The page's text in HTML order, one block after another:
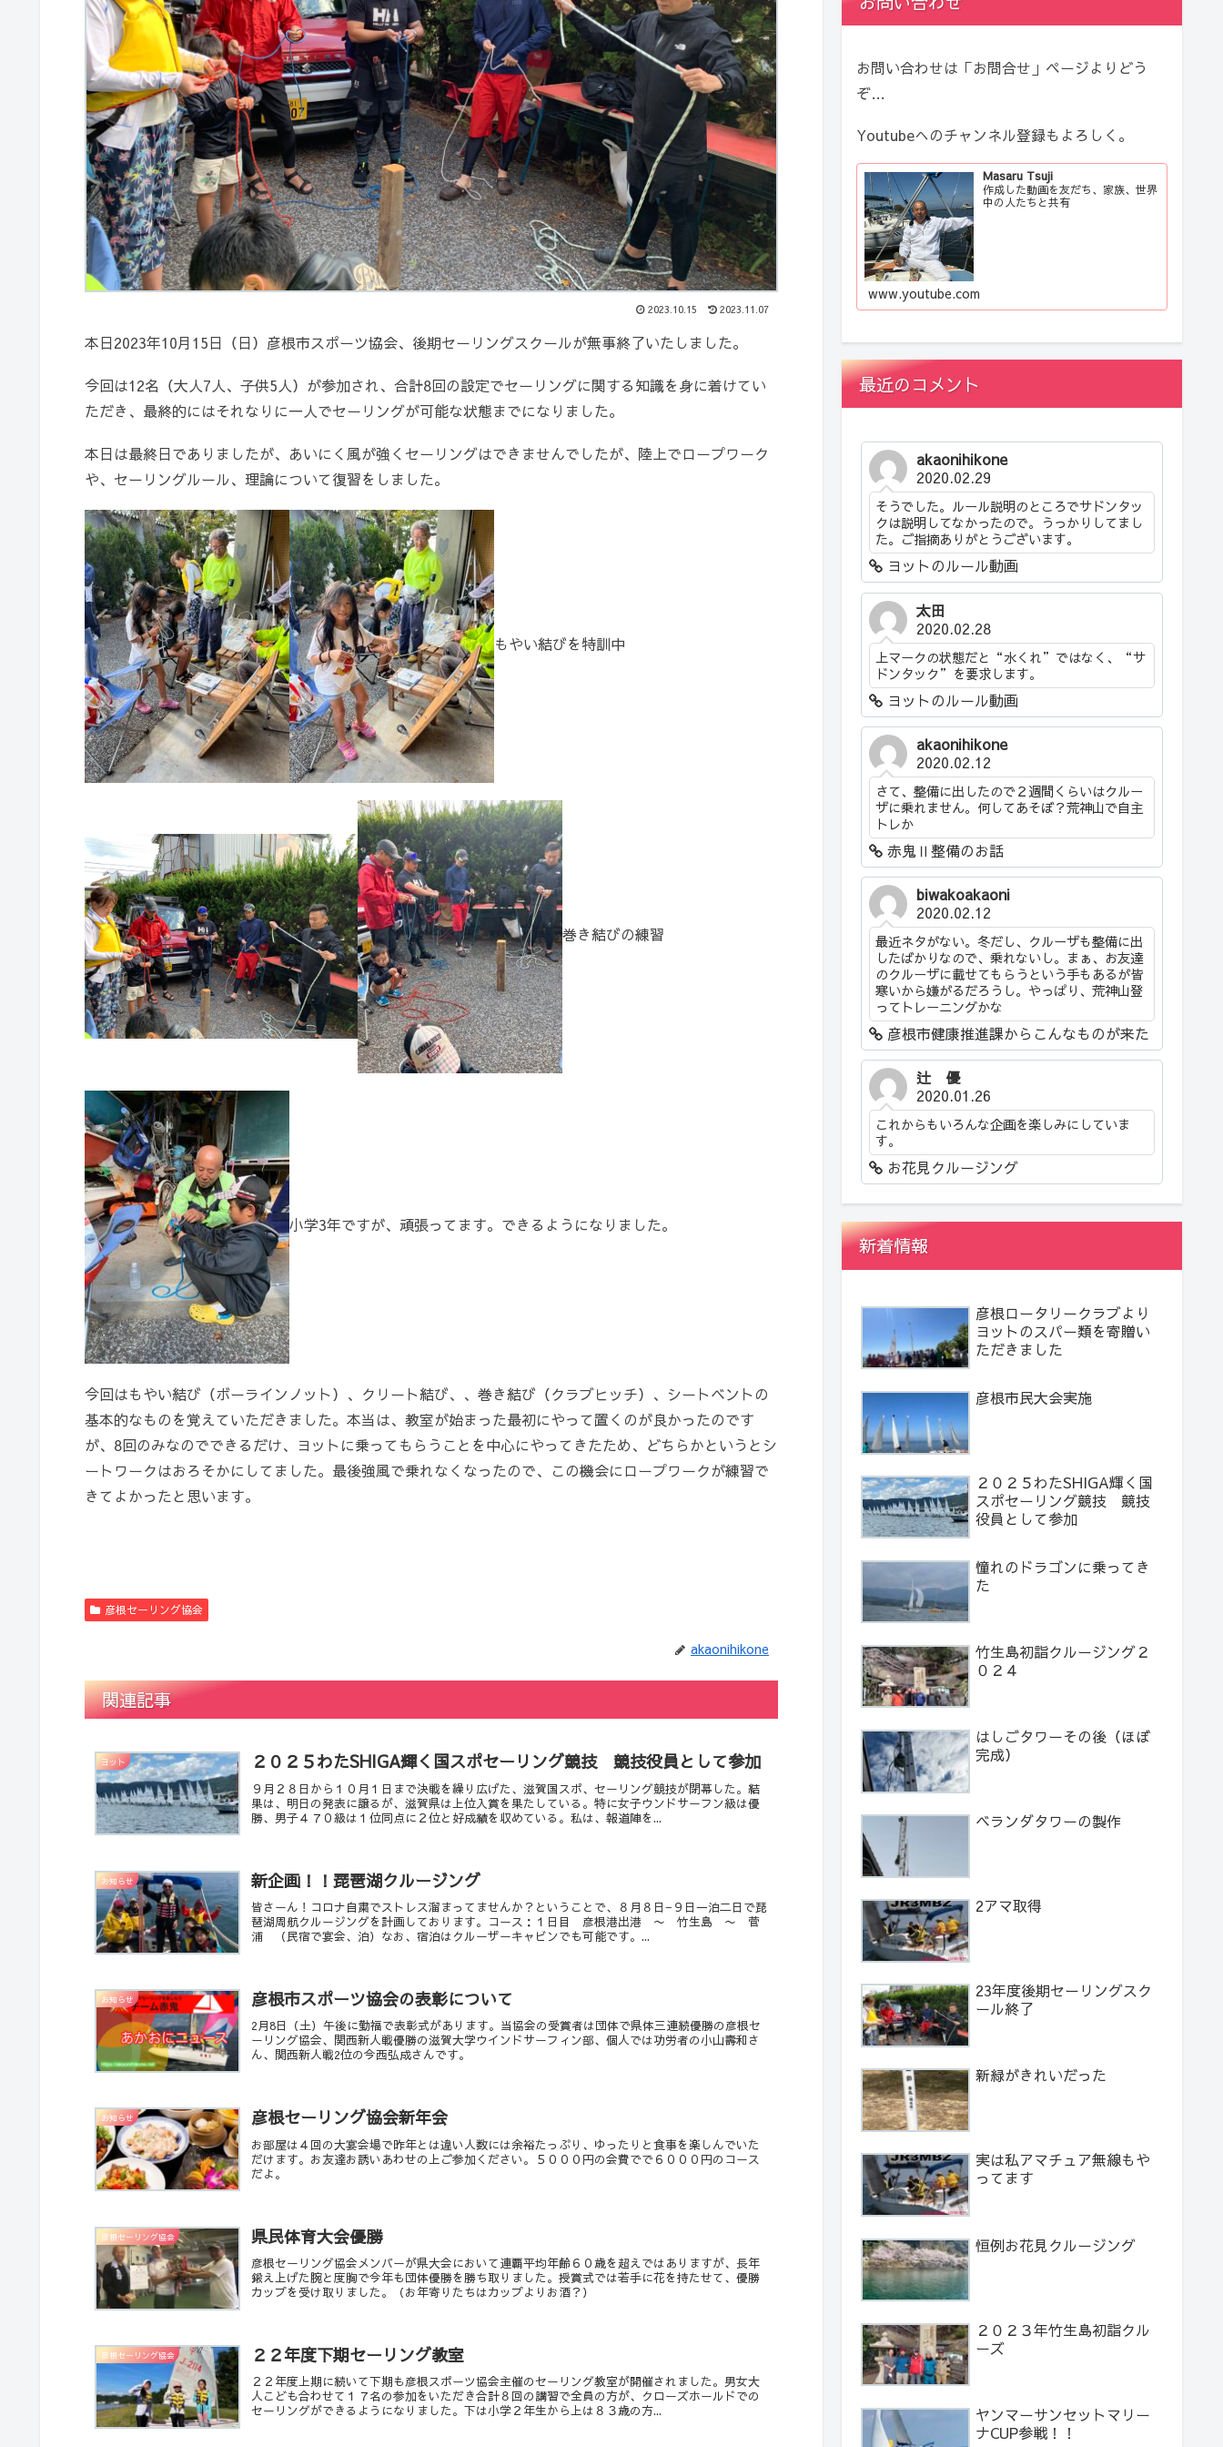
2023.10.15 2023.11.07
本日2023年10月15日（日）彦根市スポーツ協会、後期セーリングスクールが無事終了いたしました。
今回は12名（大人7人、子供5人）が参加され、合計8回の設定でセーリングに関する知識を身に着けてい
ただき、最終的にはそれなりに一人でセーリングが可能な状態までになりました。
本日は最終日でありましたが、あいにく風が強くセーリングはできませんでしたが、陸上でロープワーク
や、セーリングルール、理論について復習をしました。
もやい結びを特訓中
巻き結びの練習
小学3年ですが、頑張ってます。できるようになりました。
今回はもやい結び（ボーラインノット）、クリート結び、、巻き結び（クラブヒッチ）、シートベントの
基本的なものを覚えていただきました。本当は、教室が始まった最初にやって置くのが良かったのです
が、8回のみなのでできるだけ、ヨットに乗ってもらうことを中心にやってきたため、どちらかというとシ
ートワークはおろそかにしてました。最後強風で乗れなくなったので、この機会にロープワークが練習で
きてよかったと思います。
彦根セーリング協会
akaonihikone
関連記事
ヨット ２０２５わたSHIGA輝く国スポセーリング競技 競技役員として参加
９月２８日から１０月１日まで決戦を繰り広げた、滋賀国スポ、セーリング競技が閉幕した。結
果は、明日の発表に譲るが、滋賀県は上位入賞を果たしている。特に女子ウンドサーフン級は優
勝、男子４７０級は１位同点に２位と好成績を収めている。私は、報道陣を...
お知らせ 新企画！！琵琶湖クルージング
皆さーん！コロナ自粛でストレス溜まってませんか？ということで、８月８日−９日一泊二日で琵
琶湖周航クルージングを計画しております。コース：１日目 彦根港出港 〜 竹生島 〜 菅
浦 （民宿で宴会、泊）なお、宿泊はクルーザーキャビンでも可能です。...
お知らせ 彦根市スポーツ協会の表彰について
2月8日（土）午後に勤福で表彰式があります。当協会の受賞者は団体で県体三連続優勝の彦根セ
ーリング協会、関西新人戦優勝の滋賀大学ウインドサーフィン部、個人では功労者の小山壽和さ
ん、関西新人戦2位の今西弘成さんです。
お知らせ 彦根セーリング協会新年会
お部屋は４回の大宴会場で昨年とは違い人数には余裕たっぷり、ゆったりと食事を楽しんでいた
だけます。お友達お誘いあわせの上ご参加ください。５０００円の会費でで６０００円のコース
だよ。
彦根セーリング協会 県民体育大会優勝
彦根セーリング協会メンバーが県大会において連覇平均年齢６０歳を超えではありますが、長年
鍛え上げた腕と度胸で今年も団体優勝を勝ち取りました。授賞式では若手に花を持たせて、優勝
カップを受け取りました。（お年寄りたちはカップよりお酒？）
彦根セーリング協会 ２２年度下期セーリング教室
２２年度上期に続いて下期も彦根スポーツ協会主催のセーリング教室が開催されました。男女大
人こども合わせて１７名の参加をいただき合計８回の講習で全員の方が、クローズホールドでの
セーリングができるようになりました。下は小学２年生から上は８３歳の方...
お問い合わせは「お問合せ」ページよりどう
ぞ…
Youtubeへのチャンネル登録もよろしく。
Masaru Tsuji
作成した動画を友だち、家族、世界
中の人たちと共有
www.youtube.com
最近のコメント
akaonihikone
2020.02.29
そうでした。ルール説明のところでサドンタッ
クは説明してなかったので。うっかりしてまし
た。ご指摘ありがとうございます。
ヨットのルール動画
太田
2020.02.28
上マークの状態だと“水くれ”ではなく、“サ
ドンタック”を要求します。
ヨットのルール動画
akaonihikone
2020.02.12
さて、整備に出したので２週間くらいはクルー
ザに乗れません。何してあそぼ？荒神山で自主
トレか
赤鬼Ⅱ整備のお話
biwakoakaoni
2020.02.12
最近ネタがない。冬だし、クルーザも整備に出
したばかりなので、乗れないし。まぁ、お友達
のクルーザに載せてもらうという手もあるが皆
寒いから嫌がるだろうし。やっぱり、荒神山登
ってトレーニングかな
彦根市健康推進課からこんなものが来た
辻 優
2020.01.26
これからもいろんな企画を楽しみにしていま
す。
お花見クルージング
新着情報
彦根ロータリークラブより
ヨットのスパー類を寄贈い
ただきました
彦根市民大会実施
２０２５わたSHIGA輝く国
スポセーリング競技 競技
役員として参加
憧れのドラゴンに乗ってき
た
竹生島初詣クルージング２
０２４
はしごタワーその後（ほぼ
完成）
ベランダタワーの製作
2アマ取得
23年度後期セーリングスク
ール終了
新緑がきれいだった
実は私アマチュア無線もや
ってます
恒例お花見クルージング
２０２３年竹生島初詣クル
ーズ
ヤンマーサンセットマリー
ナCUP参戦！！